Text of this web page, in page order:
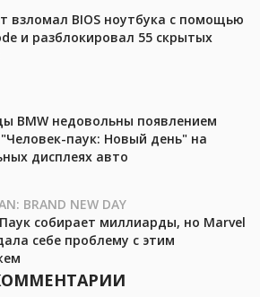
взломал BIOS ноутбука с помощью
и разблокировал 55 скрытых
BMW недовольны появлением
паук: Новый день" на
дисплеях авто
BRAND NEW DAY
собирает миллиарды, но Marvel
себе проблему с этим